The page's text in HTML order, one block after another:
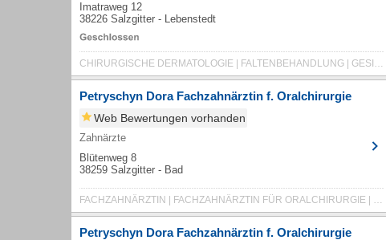
Imatraweg 12
38226 Salzgitter - Lebenstedt
CHIRURGISCHE DERMATOLOGIE | FALTENBEHANDLUNG | GESICHTSCHIRURGIE | IMPLANTOLOGIE
Petryschyn Dora Fachzahnärztin f. Oralchirurgie
Web Bewertungen vorhanden
Zahnärzte
Blütenweg 8
38259 Salzgitter - Bad
FACHZAHNÄRZTIN | FACHZAHNÄRZTIN FÜR ORALCHIRURGIE | IMPLANTAT | ORALCHIRURGIE
Petryschyn Dora Fachzahnärztin f. Oralchirurgie